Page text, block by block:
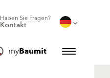
Haben Sie Fragen?
Kontakt
myBaumit